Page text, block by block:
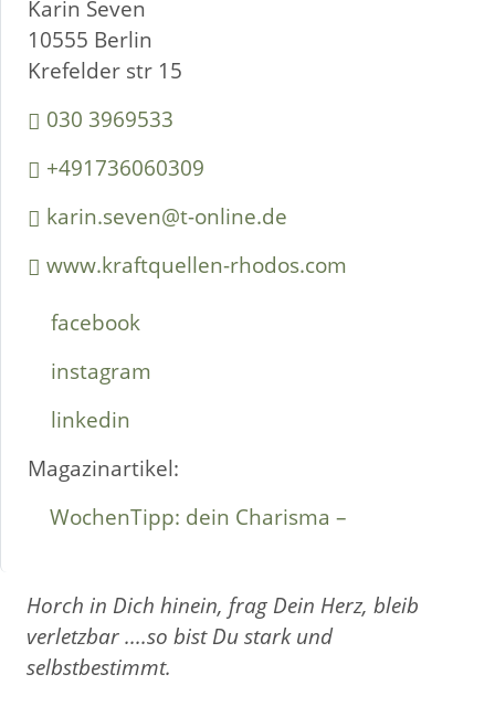
Horch in Dich hinein, frag Dein Herz, bleib
verletzbar ....so bist Du stark und
selbstbestimmt.
Karin Seven
10555 Berlin
Krefelder str 15
030 3969533
+491736060309
karin.seven@t-online.de
www.kraftquellen-rhodos.com
facebook
instagram
linkedin
Magazinartikel:
WochenTipp: dein Charisma –